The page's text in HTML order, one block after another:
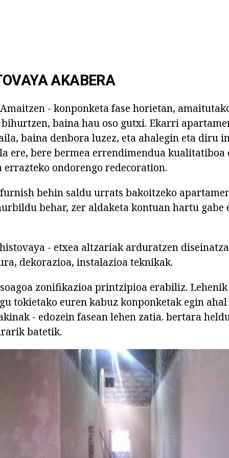
AKABERA
- konponketa fase horietan,
baina hau oso gutxi. Ekarri
baina denbora luzez, eta ahalegin eta diru
ere, bere bermea errendimendua
errazteko ondorengo redecoration.
behin saldu urrats bakoitzeko
behar, zer aldaketa kontuan hartu gabe
- etxea altzariak arduratzen
dekorazioa, instalazioa teknikak.
zonifikazioa printzipioa erabiliz.
tokietako euren kabuz konponketak egin
- edozein fasean lehen zatia. bertara
batetik.